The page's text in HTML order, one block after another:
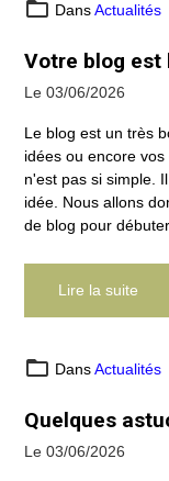
DansActualités
Votre blog est
Le 03/06/2026
Le blog est un très
idées ou encore
n'est pas si simple.
idée. Nous allons
de blog pour débuter.
Lire la suite
DansActualités
Quelques
Le 03/06/2026